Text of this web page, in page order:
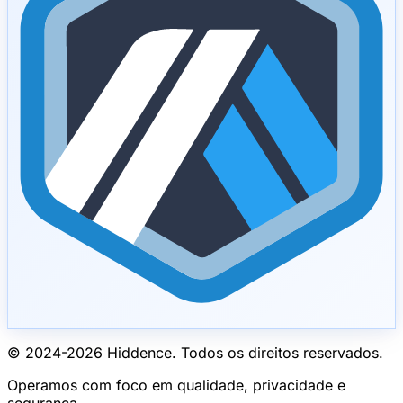
© 2024-2026 Hiddence. Todos os direitos reservados.
Operamos com foco em qualidade, privacidade e